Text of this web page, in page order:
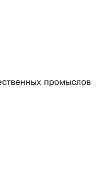
промыслов